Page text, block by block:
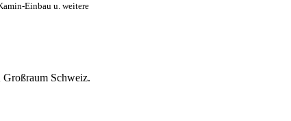
Einbau u. weitere
Großraum Schweiz.